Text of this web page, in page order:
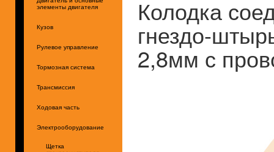
элементы двигателя
Кузов
Рулевое управление
Тормозная система
Трансмиссия
Ходовая часть
Электрооборудование
Щетка
Колодка
гнездо-
2,8мм с